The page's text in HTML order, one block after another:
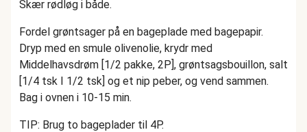
Skær rødløg i både.
Fordel grøntsager på en bageplade med bagepapir.
Dryp med en smule olivenolie, krydr med
Middelhavsdrøm [1/2 pakke, 2P], grøntsagsbouillon, salt
[1/4 tsk I 1/2 tsk] og et nip peber, og vend sammen.
Bag i ovnen i 10-15 min.
TIP: Brug to bageplader til 4P.